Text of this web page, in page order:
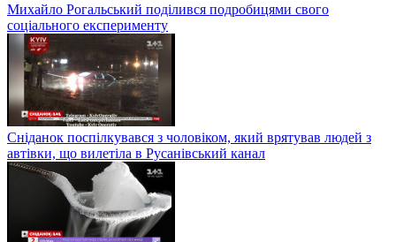
Михайло Рогальський поділився подробицями свого
соціального експерименту
Сніданок поспілкувався з чоловіком, який врятував людей з
автівки, що вилетіла в Русанівський канал